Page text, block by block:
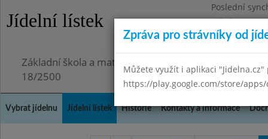
Jídelní lístek
Poslední
Středa
Omezení
Základní škola a mateřská škola Chmelnice, Praha 3,
18/2500
Vybrat jídelnu Jídelní lístek Historie Kontakty a informace
Zpráva pro strávníky od
Můžete využít i aplikaci
https://play.google.com/store/